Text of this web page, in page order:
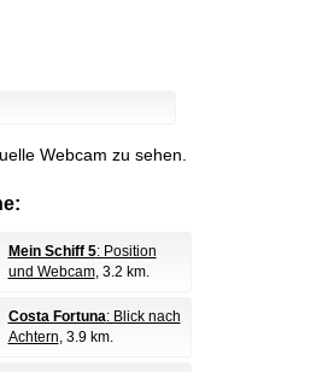
Webcam zu sehen.
Mein Schiff 5: Position
und Webcam, 3.2 km.
Costa Fortuna: Blick nach
Achtern, 3.9 km.